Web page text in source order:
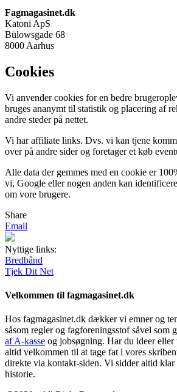
Fagmagasinet.dk
Katoni ApS
Bülowsgade 68
8000 Aarhus
Cookies
Vi anvender cookies for en bedre
bruges ananymt til statistik og placering af
andre steder på nettet.
Vi har affiliate links. Dvs. vi kan tjene
over på andre sider og foretager et køb
Alle data der gemmes med en cookie er
vi, Google eller nogen anden kan
om vore brugere.
Share
Email
Nyttige links:
Bredbånd
Tjek Dit Net
Velkommen til fagmagasinet.dk
Hos fagmagasinet.dk dækker vi emner og
såsom regler og fagforeningsstof såvel som
af A-kasse og jobsøgning. Har du ideer
altid velkommen til at tage fat i vores
direkte via kontakt-siden. Vi sidder altid
historie.